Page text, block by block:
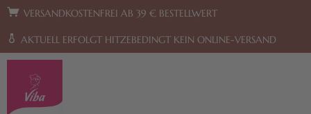
Zur Hauptnavigation springen Zum Footer springen
VERSANDKOSTENFREI AB 39 € BESTELLWERT
AKTUELL ERFOLGT HITZEBEDINGT KEIN ONLINE-VERSAND